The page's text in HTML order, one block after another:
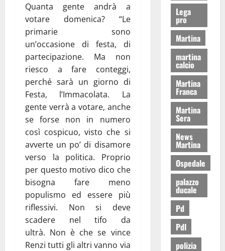
Quanta gente andrà a
votare domenica? “Le
primarie sono
un’occasione di festa, di
partecipazione. Ma non
riesco a fare conteggi,
perché sarà un giorno di
Festa, l’Immacolata. La
gente verrà a votare, anche
se forse non in numero
così cospicuo, visto che si
avverte un po’ di disamore
verso la politica. Proprio
per questo motivo dico che
bisogna fare meno
populismo ed essere più
riflessivi. Non si deve
scadere nel tifo da
ultrà. Non è che se vince
Renzi tutti gli altri vanno via
Lega
pro
Martina
martina
calcio
Martina
Franca
Martina
Sera
News
Martina
Ospedale
palazzo
ducale
Pd
Pdl
polizia